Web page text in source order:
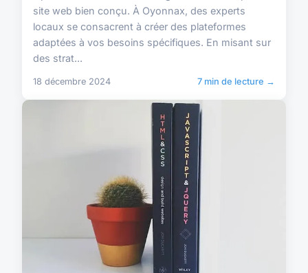
site web bien conçu. À Oyonnax, des experts
locaux se consacrent à créer des plateformes
adaptées à vos besoins spécifiques. En misant sur
des strat...
18 décembre 2024 7 min de lecture →